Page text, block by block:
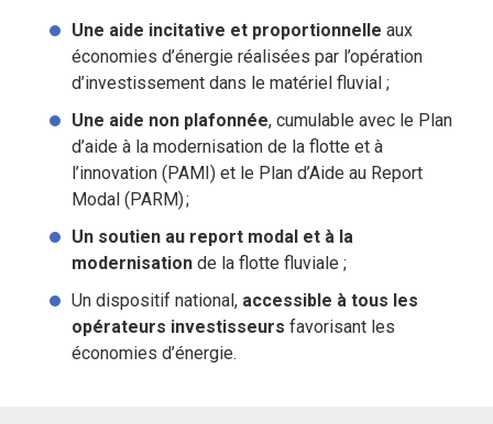
Une aide incitative et proportionnelle aux
économies d’énergie réalisées par l’opération
d’investissement dans le matériel fluvial ;
Une aide non plafonnée, cumulable avec le Plan
d’aide à la modernisation de la flotte et à
l’innovation (PAMI) et le Plan d’Aide au Report
Modal (PARM) ;
Un soutien au report modal et à la
modernisation de la flotte fluviale ;
Un dispositif national, accessible à tous les
opérateurs investisseurs favorisant les
économies d’énergie.